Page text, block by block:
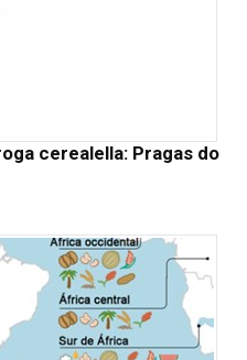
cerealella: Pragas do